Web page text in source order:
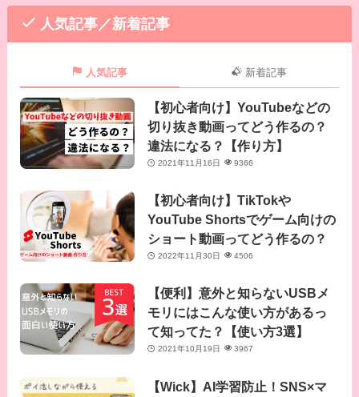
人気記事／新着記事
人気記事 新着記事
【初心者向け】YouTubeなどの
切り抜き動画ってどう作るの？
違法になる？【作り方】
2021年11月16日 9366
【初心者向け】TikTokや
YouTube Shortsでゲーム向けの
ショート動画ってどう作るの？
2022年11月30日 4506
【便利】意外と知らないUSBメ
モリにはこんな使い方があるっ
て知ってた？【使い方3選】
2021年10月19日 3967
【Wick】AI学習防止！SNS×マ